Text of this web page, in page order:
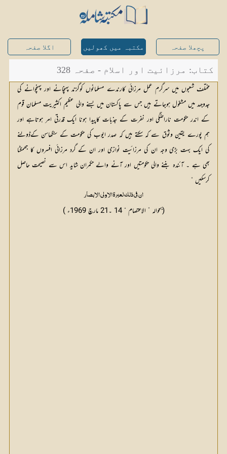
پچھلا صفحہ مکتبہ میں کھولیں اگلا صفحہ
کتاب: مرزائیت اور اسلام - صفحہ 328
مختلف شعبوں میں سرگرم عمل مرزائی کارندے مسلمانوں کوگزند پہنچانے اور پہنچوانے کی
جدوجہد میں مشغول ہوجاتے ہیں جس سے پاکستان میں بسنے والی عظیم اکثیریت مسلمان قوم
کے اندر حکومت ناراضگی اور نفرت کے جذبات کاپیدا ہونا ایک قدرتی امر ہوتاہے اور
ہم پورے یقین وثوق سے کہ سکتے ہیں کہ صدر ایوب کی حکومت کے سنگھاسن کےڈولنے
کی ایک بہت بڑی وجہ ان کی مرزائیت نوازی اور ان کے گرد مرزائی افسروں کا جھمگٹا
بھی ہے ۔ آئندہ بننے والی حکومتیں اور آنے والے حکمران شاید اس سے نصیحت حاصل
کرسکیں “
ان فی ذلک لعبرۃ الاولی الابصار
(بحوالہ ” الاعتصام “ 14 ۔21 مارچ 1969ء )